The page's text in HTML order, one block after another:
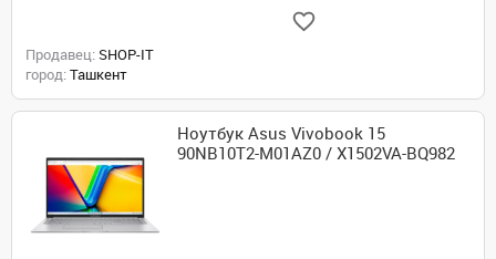
Продавец: SHOP-IT
город: Ташкент
Ноутбук Asus Vivobook 15
90NB10T2-M01AZ0 / X1502VA-BQ982